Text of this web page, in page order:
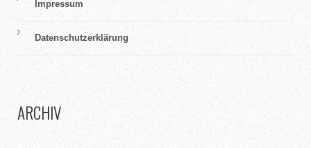
Impressum
Datenschutzerklärung
ARCHIV